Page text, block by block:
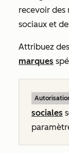
recevoir des
sociaux et
Attribuez
marques
sociales